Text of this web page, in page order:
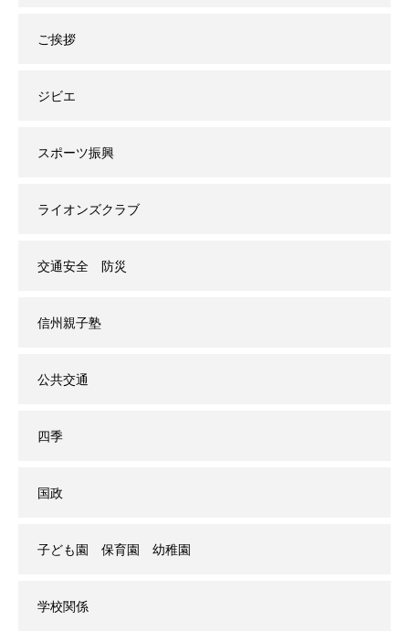
ご挨拶
ジビエ
スポーツ振興
ライオンズクラブ
交通安全 防災
信州親子塾
公共交通
四季
国政
子ども園 保育園 幼稚園
学校関係